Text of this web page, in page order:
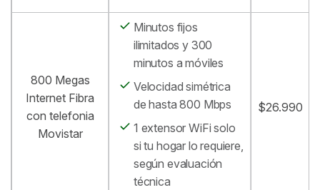
800 Megas
Internet Fibra
con telefonia
Movistar
Minutos fijos
ilimitados y 300
minutos a móviles
Velocidad simétrica
de hasta 800 Mbps
1 extensor WiFi solo
si tu hogar lo requiere,
según evaluación
técnica
$26.990